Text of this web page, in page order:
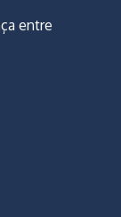
entre